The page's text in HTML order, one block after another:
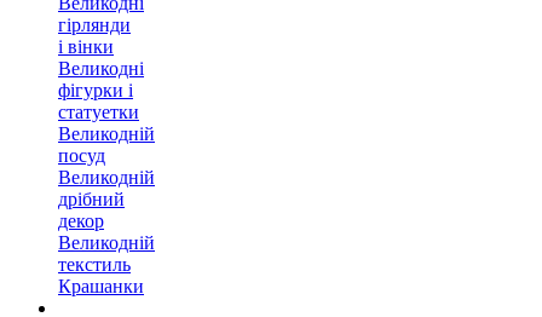
гірлянди
і вінки
Великодні
фігурки і
статуетки
Великодній
посуд
Великодній
дрібний
декор
Великодній
текстиль
Крашанки